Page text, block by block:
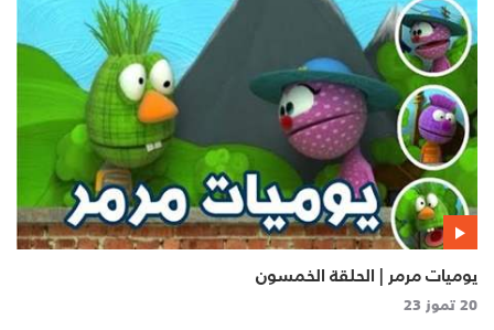
يوميات مرمر | الحلقة الخمسون
20 تموز 23